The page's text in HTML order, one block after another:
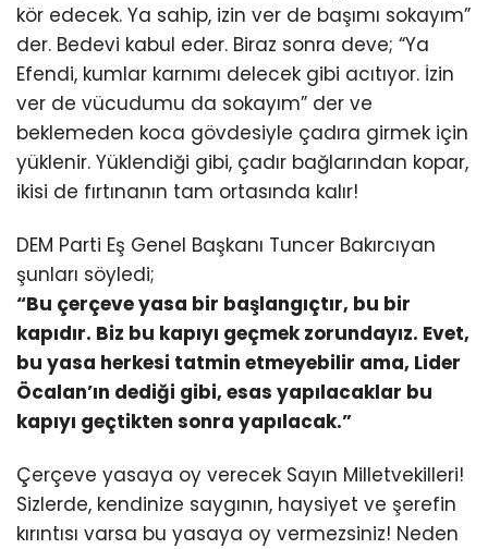
kör edecek. Ya sahip, izin ver de başımı sokayım”
der. Bedevi kabul eder. Biraz sonra deve; “Ya
Efendi, kumlar karnımı delecek gibi acıtıyor. İzin
ver de vücudumu da sokayım” der ve
beklemeden koca gövdesiyle çadıra girmek için
yüklenir. Yüklendiği gibi, çadır bağlarından kopar,
ikisi de fırtınanın tam ortasında kalır!
DEM Parti Eş Genel Başkanı Tuncer Bakırcıyan
şunları söyledi;
“Bu çerçeve yasa bir başlangıçtır, bu bir
kapıdır. Biz bu kapıyı geçmek zorundayız. Evet,
bu yasa herkesi tatmin etmeyebilir ama, Lider
Öcalan’ın dediği gibi, esas yapılacaklar bu
kapıyı geçtikten sonra yapılacak.”
Çerçeve yasaya oy verecek Sayın Milletvekilleri!
Sizlerde, kendinize saygının, haysiyet ve şerefin
kırıntısı varsa bu yasaya oy vermezsiniz! Neden